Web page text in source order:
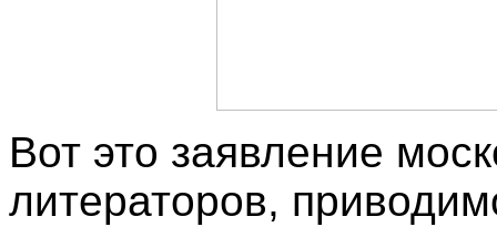
Вот это заявление
литераторов,